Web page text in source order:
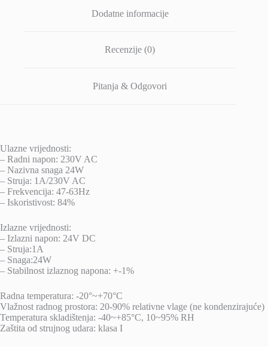
Dodatne informacije
Recenzije (0)
Pitanja & Odgovori
Ulazne vrijednosti:
– Radni napon: 230V AC
– Nazivna snaga 24W
– Struja: 1A/230V AC
– Frekvencija: 47-63Hz
– Iskoristivost: 84%
Izlazne vrijednosti:
– Izlazni napon: 24V DC
– Struja:1A
– Snaga:24W
– Stabilnost izlaznog napona: +-1%
Radna temperatura: -20°~+70°C
Vlažnost radnog prostora: 20-90% relativne vlage (ne kondenzirajuće)
Temperatura skladištenja: -40~+85°C, 10~95% RH
Zaštita od strujnog udara: klasa I